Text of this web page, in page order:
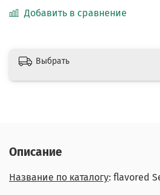
Добавить в сравнение
Выбрать
Описание
Название по каталогу: flavored